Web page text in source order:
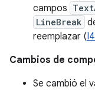
campos
LineBreak
reemplazar (
Cambios de
Se cambió el